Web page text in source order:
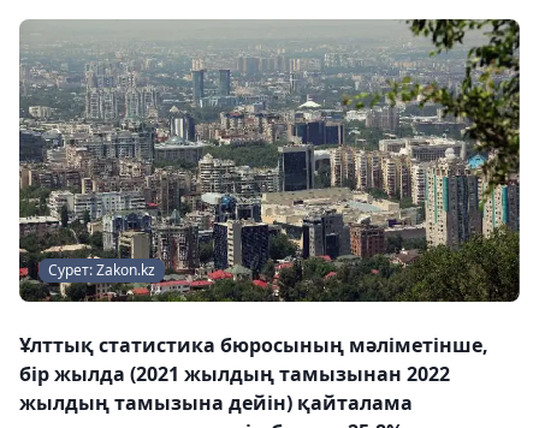
Сурет: Zakon.kz
Ұлттық статистика бюросының мәліметінше,
бір жылда (2021 жылдың тамызынан 2022
жылдың тамызына дейін) қайталама